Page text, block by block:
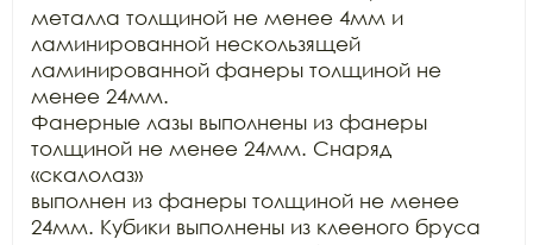
металла толщиной не менее 4мм и
ламинированной нескользящей
ламинированной фанеры толщиной не
менее 24мм.
Фанерные лазы выполнены из фанеры
толщиной не менее 24мм. Снаряд
«скалолаз»
выполнен из фанеры толщиной не менее
24мм. Кубики выполнены из клееного бруса